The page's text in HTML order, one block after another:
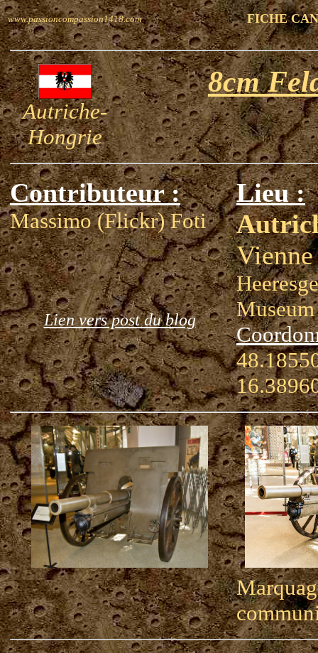
www.passioncompassion1418.com FICHE
Autriche-
Hongrie
8cm
Contributeur :
Massimo (Flickr) Foti
Lien vers post du blog
Lieu :
Vienne
Museum